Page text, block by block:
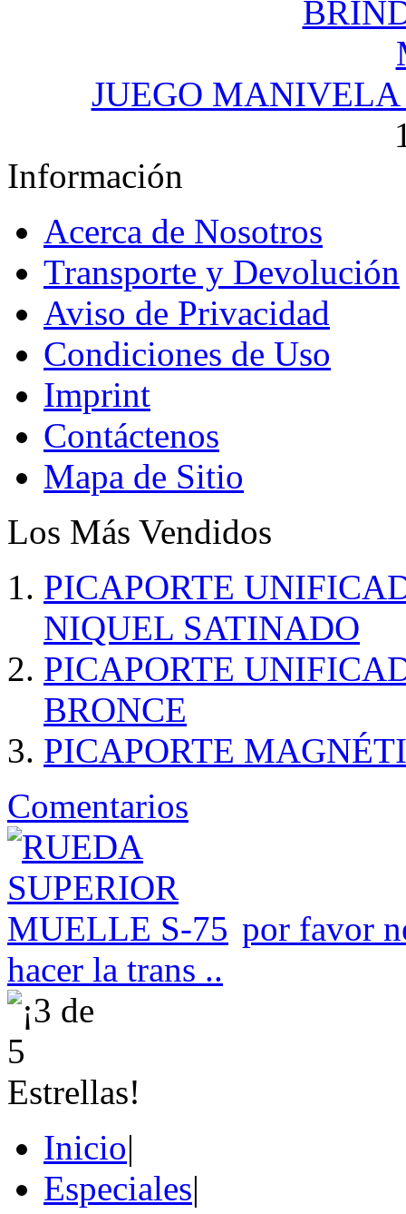
JUEGO
Información
Acerca de Nosotros
Transporte y Devolución
Aviso de Privacidad
Condiciones de Uso
Imprint
Contáctenos
Mapa de Sitio
Los Más Vendidos
PICAPORTE
NIQUEL SATINADO
PICAPORTE
BRONCE
PICAPORTE
Comentarios
por favor
hacer la trans ..
Inicio|
Especiales|